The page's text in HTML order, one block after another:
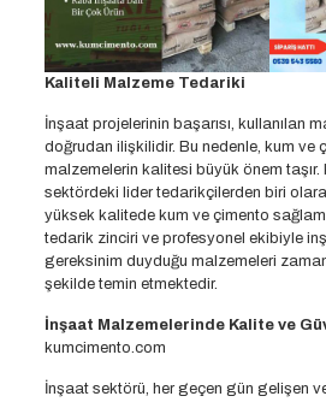
Kaliteli Malzeme Tedariki
İnşaat projelerinin başarısı, kullanılan
doğrudan ilişkilidir. Bu nedenle, kum ve
malzemelerin kalitesi büyük önem
sektördeki lider tedarikçilerden biri
yüksek kalitede kum ve çimento
tedarik zinciri ve profesyonel ekibiyle
gereksinim duyduğu malzemeleri
şekilde temin etmektedir.
İnşaat Malzemelerinde Kalite ve
kumcimento.com
İnşaat sektörü, her geçen gün gelişen